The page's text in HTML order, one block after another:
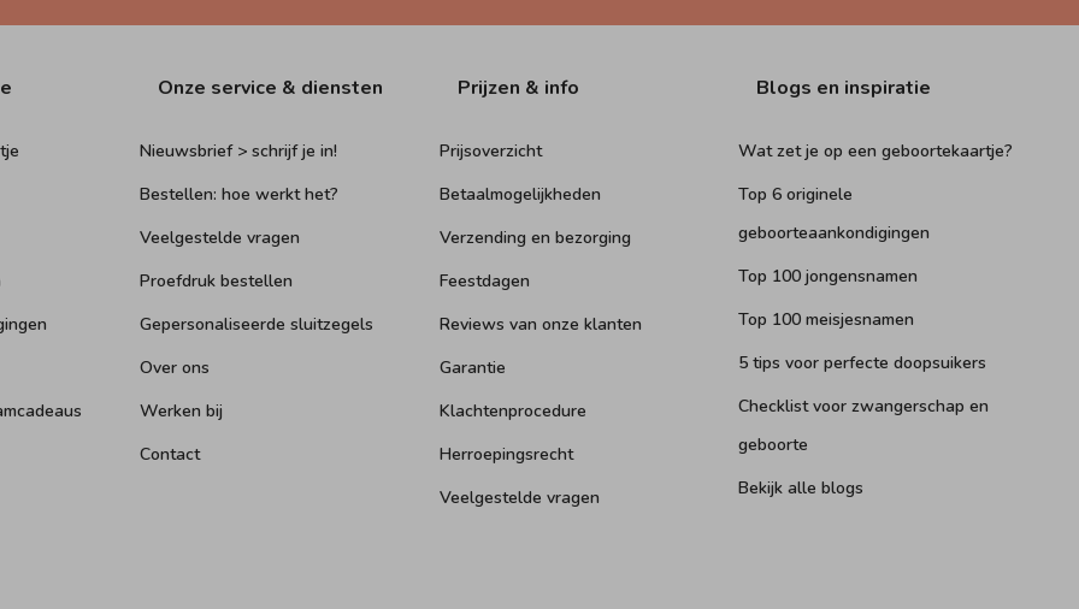
Onze service & diensten
Nieuwsbrief > schrijf je in!
Bestellen: hoe werkt het?
Veelgestelde vragen
Proefdruk bestellen
Gepersonaliseerde sluitzegels
Over ons
Werken bij
Contact
Prijzen & info
Prijsoverzicht
Betaalmogelijkheden
Verzending en bezorging
Feestdagen
Reviews van onze klanten
Garantie
Klachtenprocedure
Herroepingsrecht
Veelgestelde vragen
Blogs en inspiratie
Wat zet je op een geboortekaartje?
Top 6 originele
geboorteaankondigingen
Top 100 jongensnamen
Top 100 meisjesnamen
5 tips voor perfecte doopsuikers
Checklist voor zwangerschap en
geboorte
Bekijk alle blogs